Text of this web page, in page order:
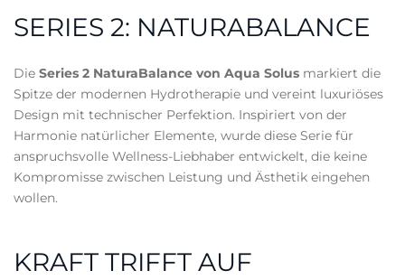
SERIES 2: NATURABALANCE
Die Series 2 NaturaBalance von Aqua Solus markiert die
Spitze der modernen Hydrotherapie und vereint luxuriöses
Design mit technischer Perfektion. Inspiriert von der
Harmonie natürlicher Elemente, wurde diese Serie für
anspruchsvolle Wellness-Liebhaber entwickelt, die keine
Kompromisse zwischen Leistung und Ästhetik eingehen
wollen.
KRAFT TRIFFT AUF